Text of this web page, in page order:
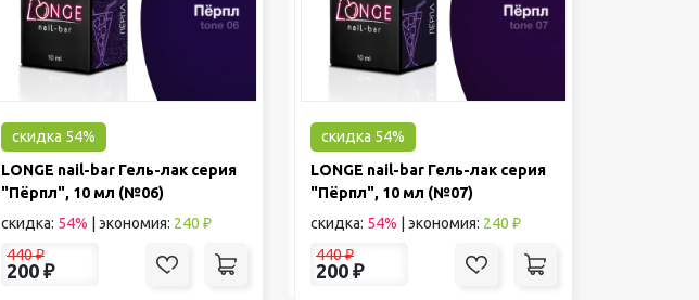
скидка 54%
LONGE nail-bar Гель-лак серия
"Пёрпл", 10 мл (№06)
скидка: 54% | экономия: 240 ₽
440₽
200 ₽
скидка 54%
LONGE nail-bar Гель-лак серия
"Пёрпл", 10 мл (№07)
скидка: 54% | экономия: 240 ₽
440₽
200 ₽